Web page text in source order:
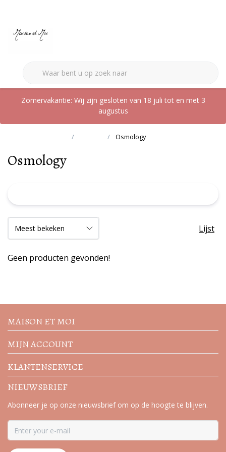
Zomervakantie: Wij zijn gesloten van 18 juli tot en met 3
augustus
Osmology
Osmology
Lijst
Geen producten gevonden!
acties
MAISON ET MOI
MIJN ACCOUNT
KLANTENSERVICE
NIEUWSBRIEF
Abonneer je op onze nieuwsbrief om op de hoogte te blijven.